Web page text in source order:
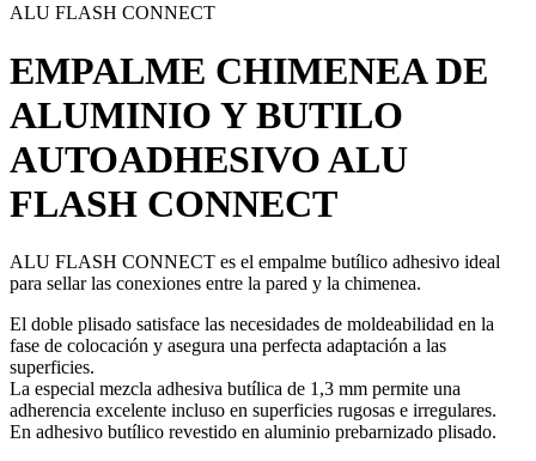
ALU FLASH CONNECT
EMPALME CHIMENEA DE
ALUMINIO Y BUTILO
AUTOADHESIVOALU
FLASH CONNECT
ALU FLASH CONNECT es el empalme butílico adhesivo ideal
para sellar las conexiones entre la pared y la chimenea.
El doble plisado satisface las necesidades de moldeabilidad en la
fase de colocación y asegura una perfecta adaptación a las
superficies.
La especial mezcla adhesiva butílica de 1,3 mm permite una
adherencia excelente incluso en superficies rugosas e irregulares.
En adhesivo butílico revestido en aluminio prebarnizado plisado.